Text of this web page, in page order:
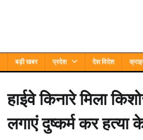
बड़ी खबर प्रदेश देश विदेश
हाईवे किनारे मिला
लगाएं दुष्कर्म कर हत्या